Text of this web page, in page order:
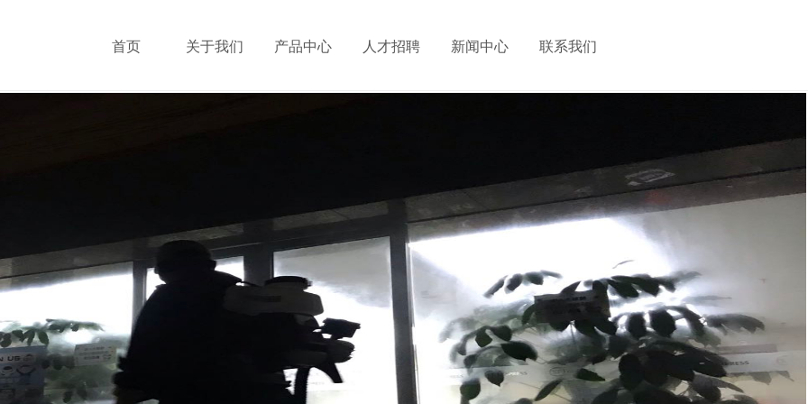
首页 关于我们 产品中心 人才招聘 新闻中心 联系我们